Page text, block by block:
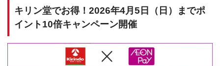
キリン堂でお得！2026年4月5日（日）までポ
イント10倍キャンペーン開催